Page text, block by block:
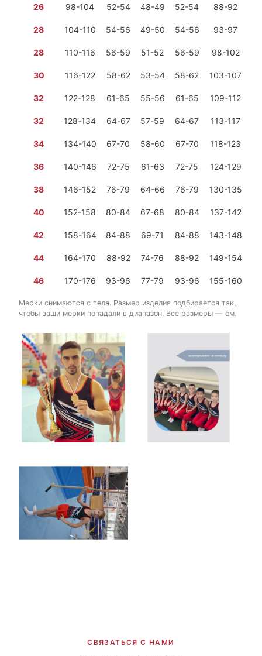
26 98-104 52-54 48-49 52-54 88-92
28 104-110 54-56 49-50 54-56 93-97
28 110-116 56-59 51-52 56-59 98-102
30 116-122 58-62 53-54 58-62 103-107
32 122-128 61-65 55-56 61-65 109-112
32 128-134 64-67 57-59 64-67 113-117
34 134-140 67-70 58-60 67-70 118-123
36 140-146 72-75 61-63 72-75 124-129
38 146-152 76-79 64-66 76-79 130-135
40 152-158 80-84 67-68 80-84 137-142
42 158-164 84-88 69-71 84-88 143-148
44 164-170 88-92 74-76 88-92 149-154
46 170-176 93-96 77-79 93-96 155-160
Мерки снимаются с тела. Размер изделия подбирается так,
чтобы ваши мерки попадали в диапазон. Все размеры — см.
СВЯЗАТЬСЯ С НАМИ